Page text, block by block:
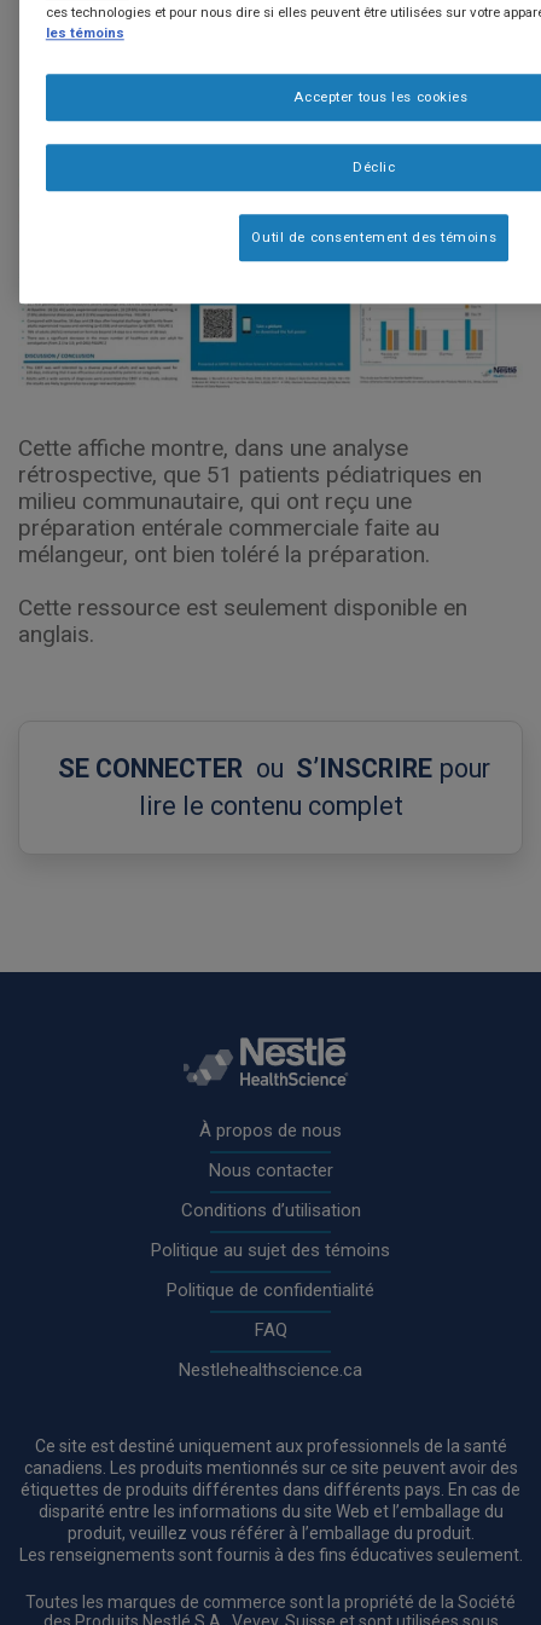
Community (2022)
Cette affiche montre, dans une analyse
rétrospective, que 51 patients pédiatriques en
milieu communautaire, qui ont reçu une
préparation entérale commerciale faite au
mélangeur, ont bien toléré la préparation.
Cette ressource est seulement disponible en
anglais.
SE CONNECTER ou S’INSCRIRE pour
lire le contenu complet
À propos de nous
Nous contacter
Conditions d’utilisation
Politique au sujet des témoins
Politique de confidentialité
FAQ
Nestlehealthscience.ca
Ce site est destiné uniquement aux professionnels de la santé
canadiens. Les produits mentionnés sur ce site peuvent avoir des
étiquettes de produits différentes dans différents pays. En cas de
disparité entre les informations du site Web et l’emballage du
produit, veuillez vous référer à l’emballage du produit.
Les renseignements sont fournis à des fins éducatives seulement.
Toutes les marques de commerce sont la propriété de la Société
ces technologies et pour nous dire si elles peuvent être utilisées sur votre
les témoins
Déclic
Accepter tous les cookies
Outil de consentement des témoins